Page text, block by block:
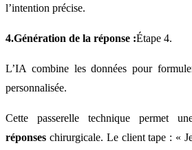
l’intention précise.
4.Génération de la réponse :Étape 4.
L’IA combine les données pour
personnalisée.
Cette passerelle technique permet
réponses chirurgicale. Le client tape : «